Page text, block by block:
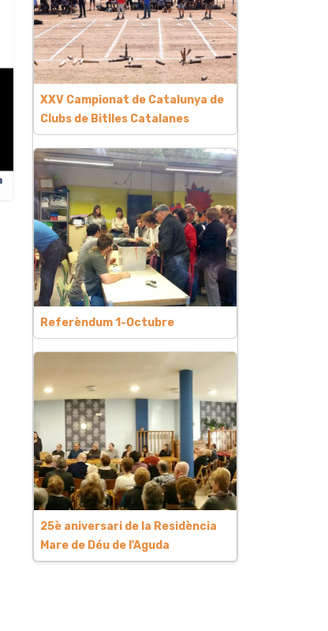
XXV Campionat de Catalunya de
Clubs de Bitlles Catalanes
Referèndum 1-Octubre
25è aniversari de la Residència
Mare de Déu de l'Aguda